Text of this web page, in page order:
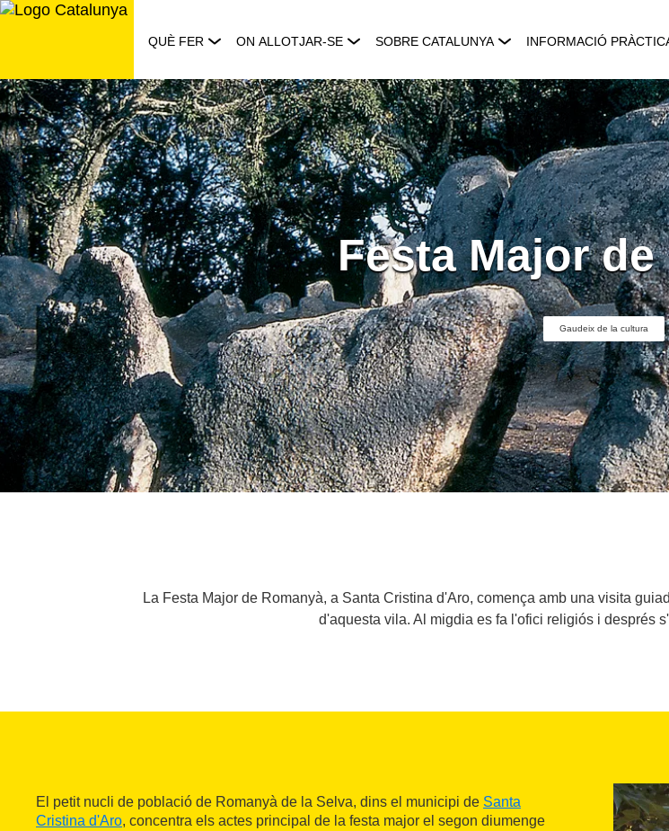
Saltar
QUÈ FER ON ALLOTJAR-SE SOBRE CATALUNYA INFORMACIÓ
Festa Major
Gaudeix de la cultura
La Festa Major de Romanyà, a Santa Cristina d'Aro, comença amb una visita
d'aquesta vila. Al migdia es fa l'ofici religiós i després
El petit nucli de població de Romanyà de la Selva, dins el municipi de Santa
Cristina d'Aro, concentra els actes principal de la festa major el segon diumenge